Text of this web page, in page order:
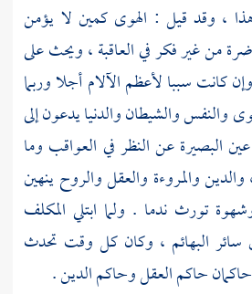
، وقد قيل : الهوى كمين لا يؤمن
من غير فكر في العاقبة ، ويحث على
كانت سببا لأعظم الآلام أجلا وربما
والنفس والشيطان والدنيا يدعون إلى
البصيرة عن النظر في العواقب وما
والمروءة والعقل والروح ينهين
تورث ندما . ولما ابتلي المكلف
سائر البهائم ، وكان كل وقت تحدث
حاكم العقل وحاكم الدين .